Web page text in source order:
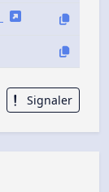
Signaler